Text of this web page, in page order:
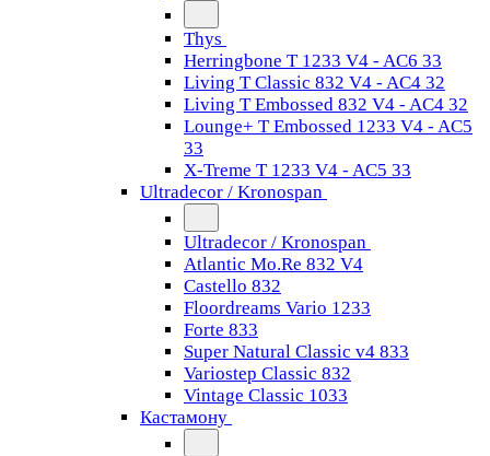
Thys
Herringbone T 1233 V4 - AC6 33
Living T Classic 832 V4 - AC4 32
Living T Embossed 832 V4 - AC4 32
Lounge+ T Embossed 1233 V4 - AC5
33
X-Treme T 1233 V4 - AC5 33
Ultradecor / Kronospan
Ultradecor / Kronospan
Atlantic Mo.Re 832 V4
Castello 832
Floordreams Vario 1233
Forte 833
Super Natural Classic v4 833
Variostep Classic 832
Vintage Classic 1033
Кастамону